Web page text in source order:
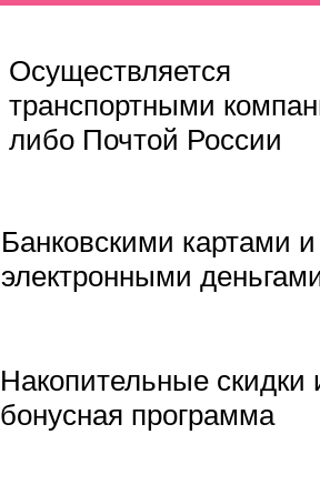
Осуществляется
транспортными
либо Почтой России
Банковскими картами и
электронными
Накопительные скидки
бонусная программа